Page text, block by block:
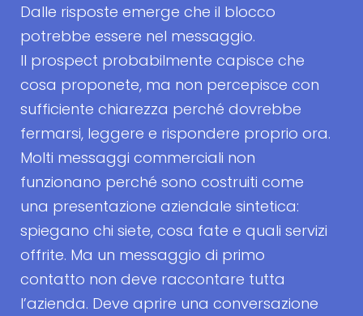
Dalle risposte emerge che il blocco
potrebbe essere nel messaggio.
Il prospect probabilmente capisce che
cosa proponete, ma non percepisce con
sufficiente chiarezza perché dovrebbe
fermarsi, leggere e rispondere proprio ora.
Molti messaggi commerciali non
funzionano perché sono costruiti come
una presentazione aziendale sintetica:
spiegano chi siete, cosa fate e quali servizi
offrite. Ma un messaggio di primo
contatto non deve raccontare tutta
l’azienda. Deve aprire una conversazione